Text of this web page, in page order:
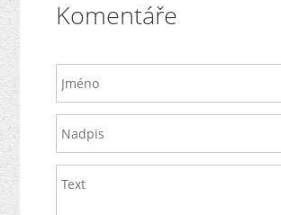
Komentáře